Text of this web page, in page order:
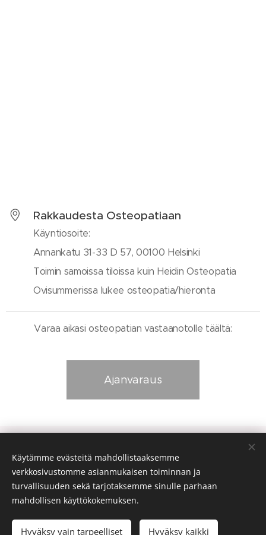
Rakkaudesta Osteopatiaan
Käyntiosoite:
Annankatu 31-33 D 57, 00100 Helsinki
Toimin samoissa tiloissa kuin Heidin Osteopatia
Ovisummerissa lukee osteopatia/hieronta
Varaa aikasi osteopatian vastaanotolle täältä:
Ajanvaraus
Annankatu 31-33 D 57 00100 Helsinki
rakkaudestaosteopatiaan@gmail.com
© 2025 Mari Arola, kuvat N. Nieminen, H. Pietiläinen & M-L
Pietiläinen
Käytämme evästeitä mahdollistaaksemme
verkkosivustomme asianmukaisen toiminnan ja
turvallisuuden sekä tarjotaksemme sinulle parhaan
mahdollisen käyttökokemuksen.
Hyväksy vain tarpeelliset Hyväksy kaikki